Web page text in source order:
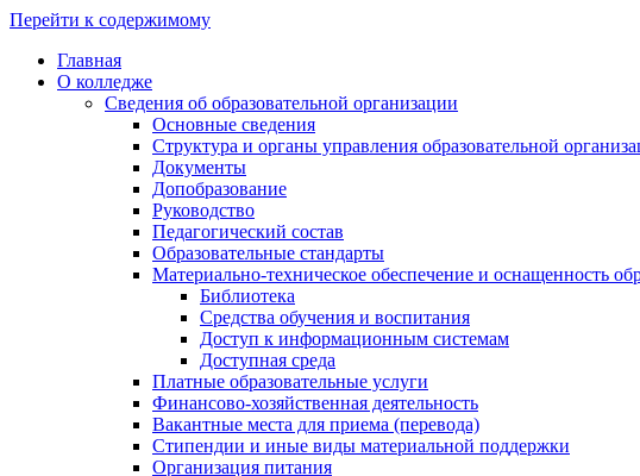
Перейти к содержимому
Главная
О колледже
Сведения об образовательной организации
Основные сведения
Структура и органы управления образовательной
Документы
Допобразование
Руководство
Педагогический состав
Образовательные стандарты
Материально-техническое обеспечение и оснащенность
Библиотека
Средства обучения и воспитания
Доступ к информационным системам
Доступная среда
Платные образовательные услуги
Финансово-хозяйственная деятельность
Вакантные места для приема (перевода)
Стипендии и иные виды материальной поддержки
Организация питания